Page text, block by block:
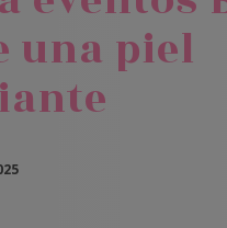
una piel